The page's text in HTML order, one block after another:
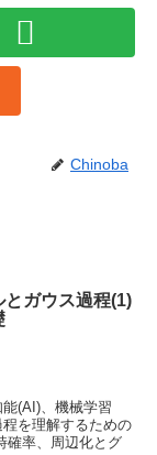
Chinoba
ガウス過程(1)
(AI)、機械学習
を理解するための
確率、周辺化とグ